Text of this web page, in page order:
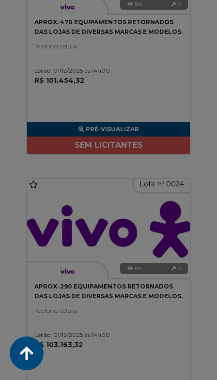
180 0
APROX. 470 EQUIPAMENTOS RETORNADOS
DAS LOJAS DE DIVERSAS MARCAS E MODELOS.
Telefonia celular
Leilão: 01/12/2025 às 14h00
R$ 101.454,32
PRÉ-VISUALIZAR
SEM LICITANTES
Lote nº 0024
190 0
APROX. 290 EQUIPAMENTOS RETORNADOS
DAS LOJAS DE DIVERSAS MARCAS E MODELOS.
Telefonia celular
Leilão: 01/12/2025 às 14h00
R$ 103.163,32